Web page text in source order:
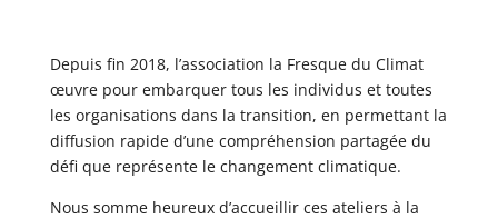
Depuis fin 2018, l’association la Fresque du Climat
œuvre pour embarquer tous les individus et toutes
les organisations dans la transition, en permettant la
diffusion rapide d’une compréhension partagée du
défi que représente le changement climatique.
Nous somme heureux d’accueillir ces ateliers à la